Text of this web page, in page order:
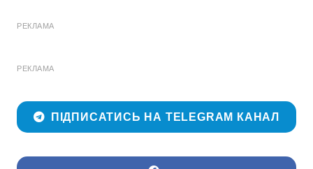
РЕКЛАМА
РЕКЛАМА
ПІДПИСАТИСЬ НА TELEGRAM КАНАЛ